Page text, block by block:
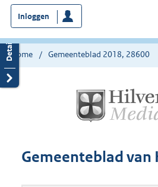
bent
nu
hier:
Inloggen
Home Gemeenteblad 2018, 28600
Gemeenteblad van